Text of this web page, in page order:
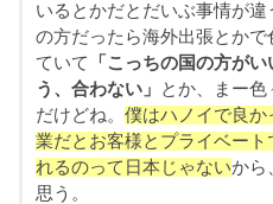
いるとかだとだいぶ事情が違
の方だったら海外出張とかで
ていて
「こっちの国の方がい
う、合わない」
とか、まー
だけどね。 僕はハノイで良か
業だとお客様とプライベート
れるのって日本じゃないから
思う。